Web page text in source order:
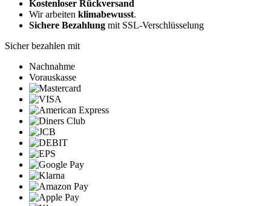
Kostenloser Rückversand
Wir arbeiten klimabewusst.
Sichere Bezahlung mit SSL-Verschlüsselung
Sicher bezahlen mit
Nachnahme
Vorauskasse